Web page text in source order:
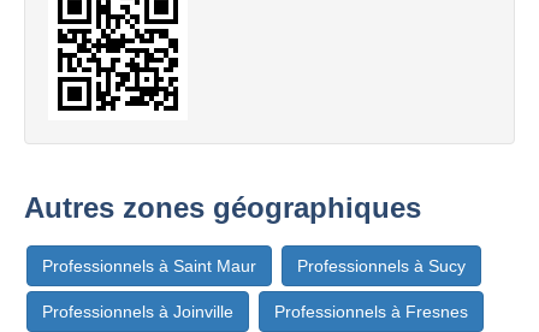
Autres zones géographiques
Professionnels à Saint Maur Professionnels à Sucy
Professionnels à Joinville Professionnels à Fresnes